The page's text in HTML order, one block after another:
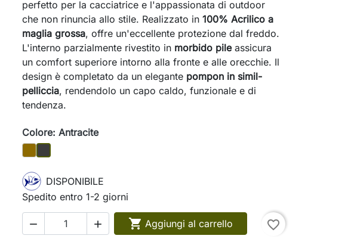
perfetto per la cacciatrice e l'appassionata di outdoor
che non rinuncia allo stile. Realizzato in 100% Acrilico a
maglia grossa, offre un'eccellente protezione dal freddo.
L'interno parzialmente rivestito in morbido pileassicura
un comfort superiore intorno alla fronte e alle orecchie. Il
design è completato da un elegante pompon in simil-
pelliccia, rendendolo un capo caldo, funzionale e di
tendenza.
Colore: Antracite
MarroneAntracite
DISPONIBILE
Spedito entro 1-2 giorni
   Aggiungi al carrello favorite_border